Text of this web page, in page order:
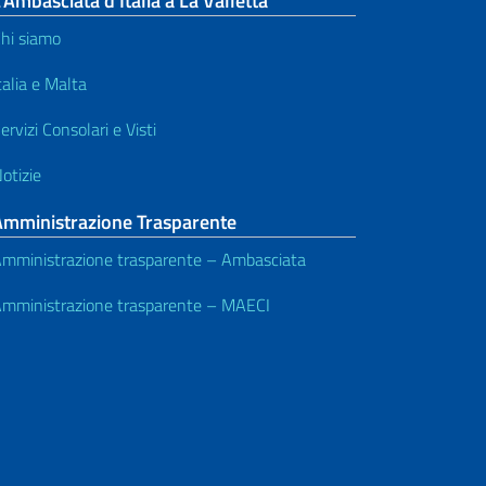
siamo
e Malta
Consolari e Visti
Trasparente
trasparente – Ambasciata
trasparente – MAECI